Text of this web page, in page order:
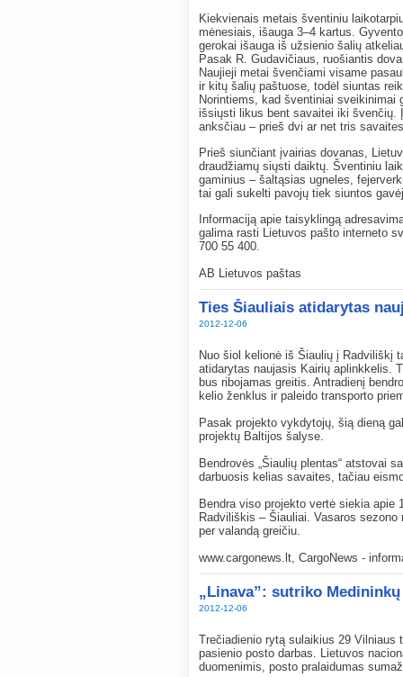
Kiekvienais metais šventiniu
mėnesiais, išauga 3–4 kartus.
gerokai išauga iš užsienio šalių
Pasak R. Gudavičiaus, ruošiantis
Naujieji metai švenčiami visame
ir kitų šalių paštuose, todėl siuntas
Norintiems, kad šventiniai sveikinimai
išsiųsti likus bent savaitei iki švenčių.
anksčiau – prieš dvi ar net tris
Prieš siunčiant įvairias dovanas,
draudžiamų siųsti daiktų. Šventiniu
gaminius – šaltąsias ugneles,
tai gali sukelti pavojų tiek siuntos
Informaciją apie taisyklingą
galima rasti Lietuvos pašto interneto
700 55 400.
AB Lietuvos paštas
Ties Šiauliais atidarytas
2012-12-06
Nuo šiol kelionė iš Šiaulių į Radviliškį
atidarytas naujasis Kairių aplinkkelis.
bus ribojamas greitis. Antradienį
kelio ženklus ir paleido transporto
Pasak projekto vykdytojų, šią dieną
projektų Baltijos šalyse.
Bendrovės „Šiaulių plentas“ atstovai
darbuosis kelias savaites, tačiau
Bendra viso projekto vertė siekia
Radviliškis – Šiauliai. Vasaros
per valandą greičiu.
www.cargonews.lt, CargoNews -
„Linava”: sutriko
2012-12-06
Trečiadienio rytą sulaikius 29 Vilniaus
pasienio posto darbas. Lietuvos
duomenimis, posto pralaidumas